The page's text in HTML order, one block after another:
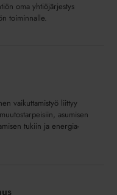
oma yhtiöjärjestys
toiminnalle.
vaikuttamistyö liittyy
asumisen
tukiin ja energia-